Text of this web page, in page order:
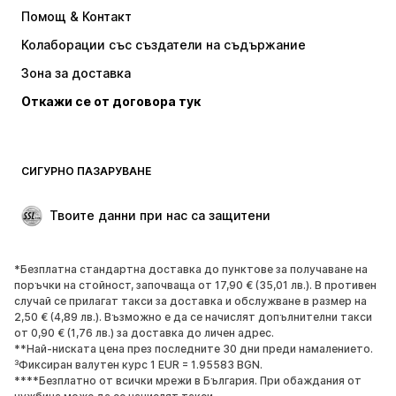
Пуловери и Трикотаж
Бельо
Палта
Поли
Специални Поводи
ОБУВКИ
НОВО
Популярно
Маратонки
Боти
Обувки с висок ток
Ботуши
Сандали
Ниски обувки
Помощ & Контакт
Колаборации със създатели на съдържание
Зона за доставка
Откажи се от договора тук
СИГУРНО ПАЗАРУВАНЕ
Твоите данни при нас са защитени
*Безплатна стандартна доставка до пунктове за получаване на
поръчки на стойност, започваща от 17,90 € (35,01 лв.). В противен
случай се прилагат такси за доставка и обслужване в размер на
2,50 € (4,89 лв.). Възможно е да се начислят допълнителни такси
от 0,90 € (1,76 лв.) за доставка до личен адрес.
**Най-ниската цена през последните 30 дни преди намалението.
³Фиксиран валутен курс 1 EUR = 1.95583 BGN.
****Безплатно от всички мрежи в България. При обаждания от